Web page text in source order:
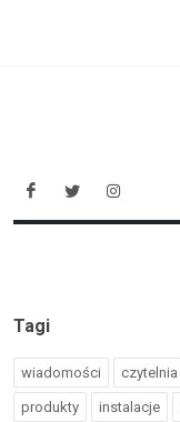
Tagi
wiadomości czytelnia
produkty instalacje